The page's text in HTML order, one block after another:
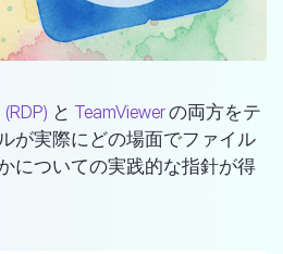
と TeamViewerの両方をテ
が実際にどの場面でファイル
についての実践的な指針が得